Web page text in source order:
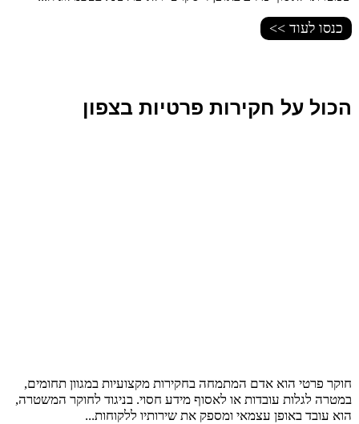
כנסו לעוד >>
הכול על חקירות פרטיות בצפון
חוקר פרטי הוא אדם המתמחה בחקירות מקצועיות במגוון תחומים,
במטרה לגלות עובדות או לאסוף מידע חסוי. בניגוד לחוקר המשטרה,
הוא עובד באופן עצמאי ומספק את שירותיו ללקוחות...